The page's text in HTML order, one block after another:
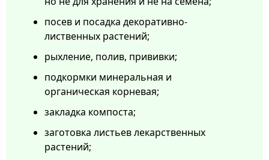
посев и посадка декоративно-
лиственных растений;
рыхление, полив, прививки;
подкормки минеральная и
органическая корневая;
закладка компоста;
заготовка листьев лекарственных
растений;